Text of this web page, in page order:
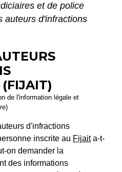
et de police
auteurs d'infractions
(FIJAIT)
de l'information légale et
d'infractions
inscrite au Fijaita-t-
on demander la
des informations